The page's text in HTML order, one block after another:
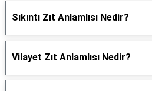
Sıkıntı Zıt Anlamlısı Nedir?
Vilayet Zıt Anlamlısı Nedir?